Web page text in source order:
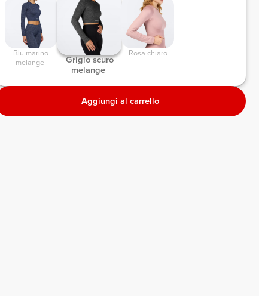
melange
Grigio scuro
melange
Rosa chiaro
Aggiungi al carrello